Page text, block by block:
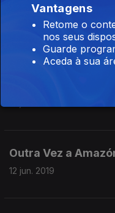
Rio Vez - Museu
14 jun. 2019
Outra Vez a
12 jun. 2019
Vantagens
Retome o
nos seus
Guarde
Aceda à sua